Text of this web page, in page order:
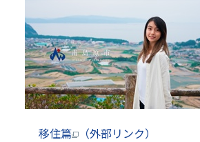
移住篇 （外部リンク）